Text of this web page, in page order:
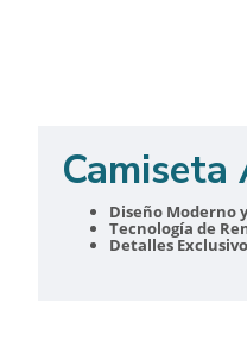
Diseño Moderno
Tecnología de
Detalles